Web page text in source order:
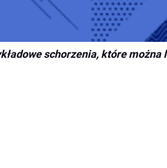
schorzenia, które